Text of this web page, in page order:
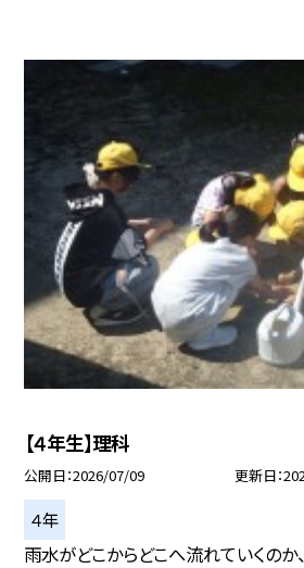
【４年生】理科
公開日 2026/07/09 更新日
４年
雨水がどこからどこへ流れていくのか